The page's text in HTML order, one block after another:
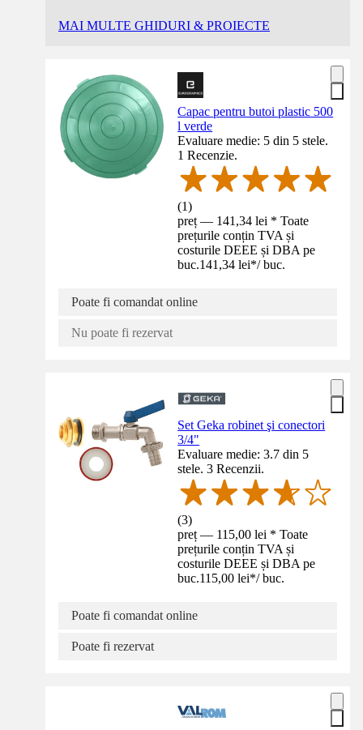
MAI MULTE GHIDURI & PROIECTE
Capac pentru butoi plastic 500
l verde
Evaluare medie: 5 din 5 stele.
1 Recenzie.
(1)
preț — 141,34 lei * Toate
prețurile conțin TVA și
costurile DEEE și DBA pe
buc.141,34 lei*/ buc.
Poate fi comandat online
Nu poate fi rezervat
Set Geka robinet şi conectori
3/4"
Evaluare medie: 3.7 din 5
stele. 3 Recenzii.
(3)
preț — 115,00 lei * Toate
prețurile conțin TVA și
costurile DEEE și DBA pe
buc.115,00 lei*/ buc.
Poate fi comandat online
Poate fi rezervat